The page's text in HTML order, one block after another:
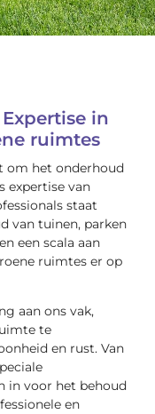
in
ruimtes
om het onderhoud
expertise van
staat
van tuinen, parken
een scala aan
ruimtes er op
aan ons vak,
te
en rust. Van
in voor het behoud
en